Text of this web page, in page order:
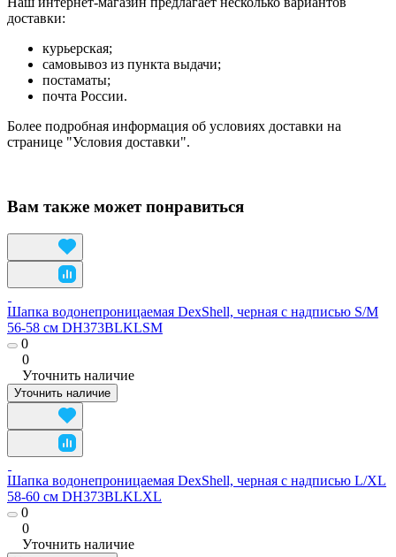
доставки:
курьерская;
самовывоз из пункта выдачи;
постаматы;
почта России.
Более подробная информация об условиях доставки на
странице "Условия доставки".
Вам также может понравиться
Шапка водонепроницаемая DexShell, черная с надписью S/M
56-58 см DH373BLKLSM
0
0
Уточнить наличие
Уточнить наличие
Шапка водонепроницаемая DexShell, черная с надписью L/XL
58-60 см DH373BLKLXL
0
0
Уточнить наличие